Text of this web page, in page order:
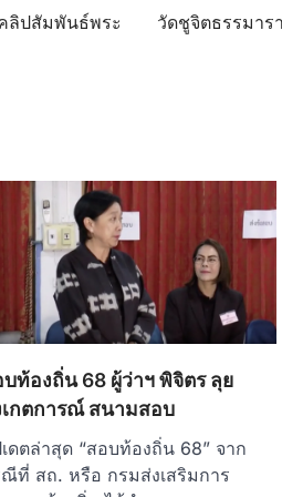
ลิปสัมพันธ์พระ
วัดชูจิตธรรมา
ท้องถิ่น 68 ผู้ว่าฯ พิจิตร ลุย
เกตการณ์ สนามสอบ
ดตล่าสุด “สอบท้องถิ่น 68” จาก
ที่ สถ. หรือ กรมส่งเสริมการ